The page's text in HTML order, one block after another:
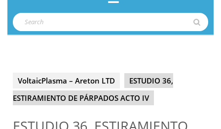
Button
Search
for:
VoltaicPlasma – Areton LTD
ESTUDIO 36,
ESTIRAMIENTO DE PÁRPADOS ACTO IV